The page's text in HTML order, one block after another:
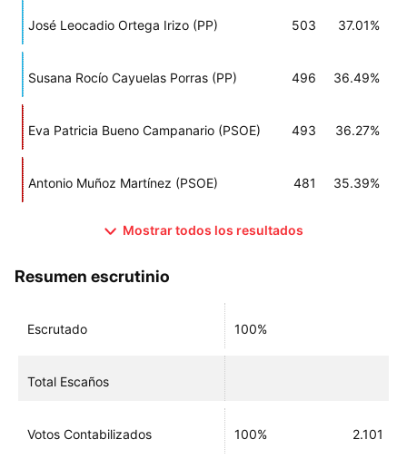
José Leocadio Ortega Irizo (PP) 503 37.01%
Susana Rocío Cayuelas Porras (PP) 496 36.49%
Eva Patricia Bueno Campanario (PSOE) 493 36.27%
Antonio Muñoz Martínez (PSOE) 481 35.39%
Mostrar todos los resultados
Resumen escrutinio
Escrutado 100%
Total Escaños
Votos Contabilizados 100% 2.101